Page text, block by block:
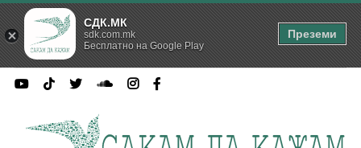
СДК.МК
sdk.com.mk
Бесплатно на Google Play
Преземи